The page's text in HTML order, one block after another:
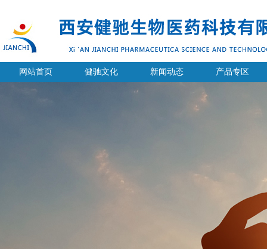
网站首页 健驰文化 新闻动态 产品专区